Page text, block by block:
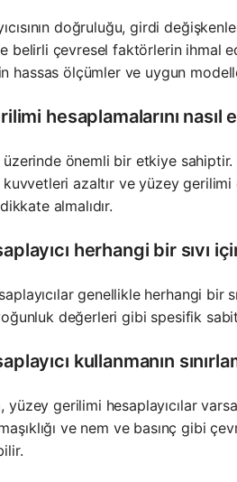
doğruluğu, girdi
belirli çevresel faktörlerin ihmal
hassas ölçümler ve uygun
hesaplamalarını nasıl
üzerinde önemli bir etkiye
azaltır ve yüzey
almalıdır.
herhangi bir sıvı
genellikle herhangi bir
değerleri gibi spesifik
kullanmanın
yüzey gerilimi hesaplayıcılar
ve nem ve basınç gibi